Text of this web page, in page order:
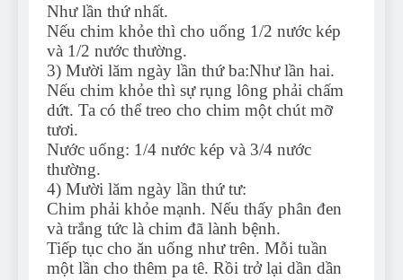
Như lần thứ nhất.
Nếu chim khỏe thì cho uống 1/2 nước kép
và 1/2 nước thường.
3) Mười lăm ngày lần thứ ba:Như lần hai.
Nếu chim khỏe thì sự rụng lông phải chấm
dứt. Ta có thể treo cho chim một chút mỡ
tươi.
Nước uống: 1/4 nước kép và 3/4 nước
thường.
4) Mười lăm ngày lần thứ tư:
Chim phải khỏe mạnh. Nếu thấy phân đen
và trắng tức là chim đã lành bệnh.
Tiếp tục cho ăn uống như trên. Mỗi tuần
một lần cho thêm pa tê. Rồi trở lại dần dần